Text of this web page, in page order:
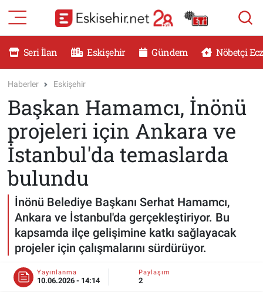
Seri İlan Eskişehir Gündem Nöbetçi
Haberler Eskişehir
Başkan Hamamcı, İnönü
projeleri için Ankara ve
İstanbul'da temaslarda
bulundu
İnönü Belediye Başkanı Serhat Hamamcı,
Ankara ve İstanbul'da gerçekleştiriyor. Bu
kapsamda ilçe gelişimine katkı sağlayacak
projeler için çalışmalarını sürdürüyor.
Yayınlanma
10.06.2026 - 14:14
Paylaşım
2
RESMİ İLANLAR
DÜNYA
SAĞLIK
MAGAZİN
KADIN
TEKNOLOJİ
YEMEK
ESKİŞEHİR NÖBETÇİ ECZANELER
Eskişehir Nöbetçi Eczaneler
Eskişehir Namaz Vakitleri
Eskişehir Trafik Yoğunluk Haritası
Süper Lig Puan Durumu ve Fikstür
Tüm Manşetler
Son Dakika Haberleri
Haber Arşivi